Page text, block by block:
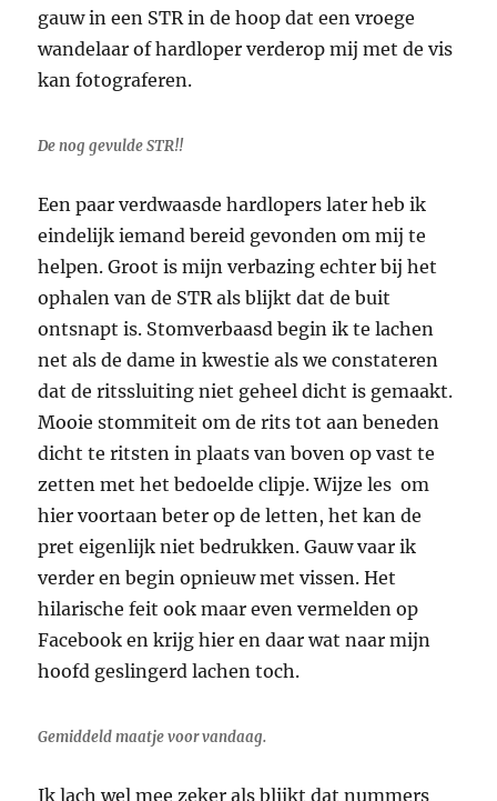
gauw in een STR in de hoop dat een vroege
wandelaar of hardloper verderop mij met de vis
kan fotograferen.
De nog gevulde STR!!
Een paar verdwaasde hardlopers later heb ik
eindelijk iemand bereid gevonden om mij te
helpen. Groot is mijn verbazing echter bij het
ophalen van de STR als blijkt dat de buit
ontsnapt is. Stomverbaasd begin ik te lachen
net als de dame in kwestie als we constateren
dat de ritssluiting niet geheel dicht is gemaakt.
Mooie stommiteit om de rits tot aan beneden
dicht te ritsten in plaats van boven op vast te
zetten met het bedoelde clipje. Wijze les om
hier voortaan beter op de letten, het kan de
pret eigenlijk niet bedrukken. Gauw vaar ik
verder en begin opnieuw met vissen. Het
hilarische feit ook maar even vermelden op
Facebook en krijg hier en daar wat naar mijn
hoofd geslingerd lachen toch.
Gemiddeld maatje voor vandaag.
Ik lach wel mee zeker als blijkt dat nummers